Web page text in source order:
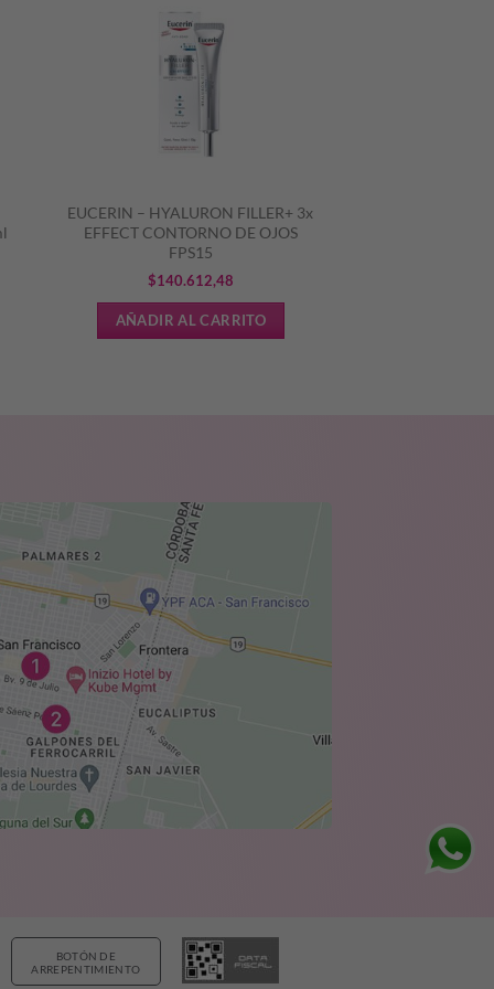
EUCERIN – HYALURON FILLER+ 3x
EFFECT CONTORNO DE OJOS
FPS15
$140.612,48
AÑADIR AL CARRITO
BOTÓN DE
ARREPENTIMIENTO